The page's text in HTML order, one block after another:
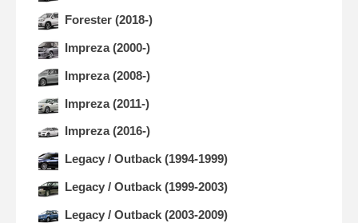
Forester (2018-)
Impreza (2000-)
Impreza (2008-)
Impreza (2011-)
Impreza (2016-)
Legacy / Outback (1994-1999)
Legacy / Outback (1999-2003)
Legacy / Outback (2003-2009)